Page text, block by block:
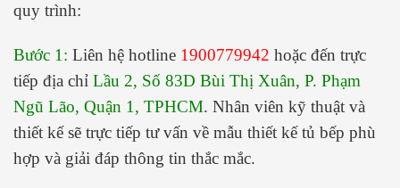
quy trình:
Bước 1: Liên hệ hotline 1900779942 hoặc đến trực
tiếp địa chỉ Lầu 2, Số 83D Bùi Thị Xuân, P. Phạm
Ngũ Lão, Quận 1, TPHCM. Nhân viên kỹ thuật và
thiết kế sẽ trực tiếp tư vấn về mẫu thiết kế tủ bếp phù
hợp và giải đáp thông tin thắc mắc.